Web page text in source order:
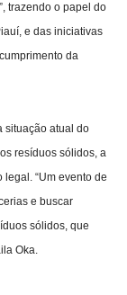
trazendo o papel do
e das iniciativas
da
situação atual do
resíduos sólidos, a
“Um evento de
e buscar
sólidos, que
Oka.